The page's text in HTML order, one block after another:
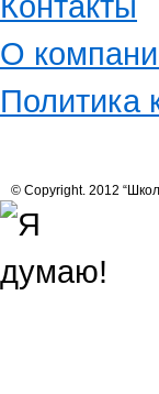
О
Политика
© Copyright. 2012